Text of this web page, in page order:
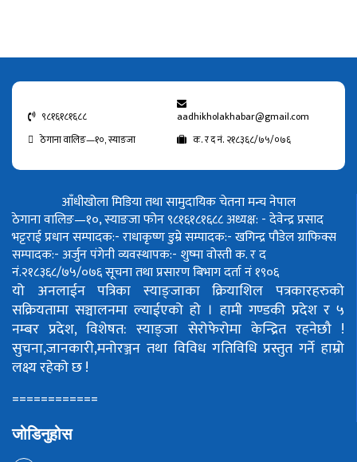
९८१६१८१६८८
aadhikholakhabar@gmail.com
ठेगाना वालिङ—१०, स्याङजा
क. र द नं. २१८३६८/७५/०७६
आँधीखोला मिडिया तथा सामुदायिक चेतना मन्च नेपाल
ठेगाना वालिङ—१०, स्याङजा फोन ९८१६१८१६८८अध्यक्ष: - देवेन्द्र प्रसाद
भट्टराईप्रधान सम्पादक:- राधाकृष्ण डुम्रेसम्पादक:- खगिन्द्र पौडेलग्राफिक्स
सम्पादक:- अर्जुन पंगेनीव्यवस्थापक:- शुष्मा वोस्तीक. र द
नं.२१८३६८/७५/०७६सूचना तथा प्रसारण बिभाग दर्ता नं १९०६
यो अनलाईन पत्रिका स्याङ्जाका क्रियाशिल पत्रकारहरुको
सक्रियतामा सञ्चालनमा ल्याईएको हो । हामी गण्डकी प्रदेश र ५
नम्बर प्रदेश, विशेषत: स्याङ्जा सेरोफेरोमा केन्द्रित रहनेछौ !
सुचना,जानकारी,मनोरञ्जन तथा विविध गतिविधि प्रस्तुत गर्ने हाम्रो
लक्ष्य रहेको छ !
============
जोडिनुहोस